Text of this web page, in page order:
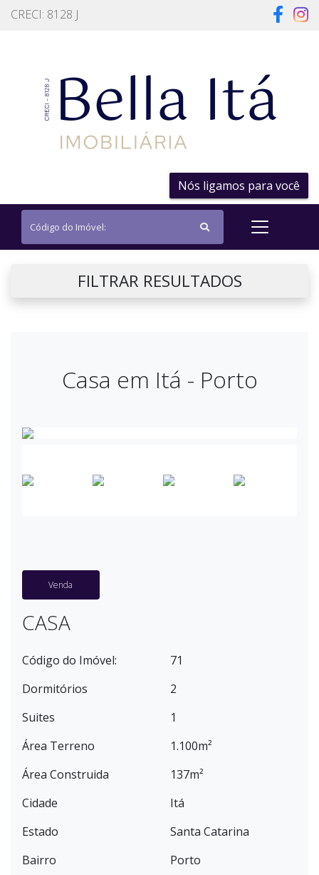
CRECI: 8128 J
Nós ligamos para você
FILTRAR RESULTADOS
Casa em Itá - Porto
Venda
CASA
Código do Imóvel:
71
Dormitórios
2
Suites
1
Área Terreno
1.100m²
Área Construida
137m²
Cidade
Itá
Estado
Santa Catarina
Bairro
Porto